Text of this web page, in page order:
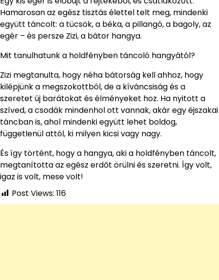
Hamarosan az egész tisztás élettel telt meg, mindenki
együtt táncolt: a tücsök, a béka, a pillangó, a bagoly, az
egér – és persze Zizi, a bátor hangya.
Mit tanulhatunk a holdfényben táncoló hangyától?
Zizi megtanulta, hogy néha bátorság kell ahhoz, hogy
kilépjünk a megszokottból, de a kíváncsiság és a
szeretet új barátokat és élményeket hoz. Ha nyitott a
szíved, a csodák mindenhol ott vannak, akár egy éjszakai
táncban is, ahol mindenki együtt lehet boldog,
függetlenül attól, ki milyen kicsi vagy nagy.
És így történt, hogy a hangya, aki a holdfényben táncolt,
megtanította az egész erdőt örülni és szeretni. Így volt,
igaz is volt, mese volt!
Post Views: 116